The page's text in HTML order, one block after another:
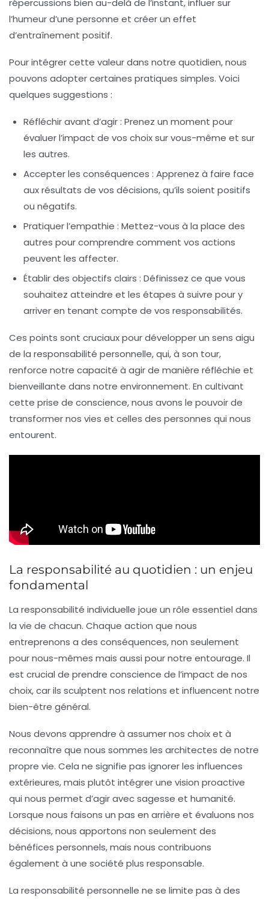
répercussions bien au-delà de l’instant, influer sur
l’humeur d’une personne et créer un effet
d’entraînement positif.
Pour intégrer cette valeur dans notre quotidien, nous
pouvons adopter certaines pratiques simples. Voici
quelques suggestions :
Réfléchir avant d’agir : Prenez un moment pour
évaluer l’impact de vos choix sur vous-même et sur
les autres.
Accepter les conséquences : Apprenez à faire face
aux résultats de vos décisions, qu’ils soient positifs
ou négatifs.
Pratiquer l’empathie : Mettez-vous à la place des
autres pour comprendre comment vos actions
peuvent les affecter.
Établir des objectifs clairs : Définissez ce que vous
souhaitez atteindre et les étapes à suivre pour y
arriver en tenant compte de vos responsabilités.
Ces points sont cruciaux pour développer un sens aigu
de la responsabilité personnelle, qui, à son tour,
renforce notre capacité à agir de manière réfléchie et
bienveillante dans notre environnement. En cultivant
cette prise de conscience, nous avons le pouvoir de
transformer nos vies et celles des personnes qui nous
entourent.
La responsabilité au quotidien : un enjeu
fondamental
La responsabilité individuelle joue un rôle essentiel dans
la vie de chacun. Chaque action que nous
entreprenons a des conséquences, non seulement
pour nous-mêmes mais aussi pour notre entourage. Il
est crucial de prendre conscience de l’impact de nos
choix, car ils sculptent nos relations et influencent notre
bien-être général.
Nous devons apprendre à assumer nos choixet à
reconnaître que nous sommes les architectes de notre
propre vie. Cela ne signifie pas ignorer les influences
extérieures, mais plutôt intégrer une vision proactive
qui nous permet d’agir avecsagesse et humanité.
Lorsque nous faisons un pas en arrière et évaluons nos
décisions, nous apportons non seulement des
bénéfices personnels, mais nous contribuons
également à une société plus responsable.
La responsabilité personnelle ne se limite pas à des